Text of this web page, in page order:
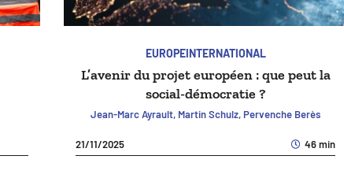
EUROPEINTERNATIONAL
L’avenir du projet européen : que peut la
social-démocratie ?
Jean-Marc Ayrault, Martin Schulz, Pervenche Berès
21/11/2025 46 min